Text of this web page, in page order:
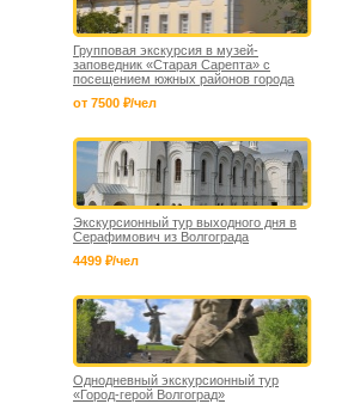
Групповая экскурсия в музей-
заповедник «Старая Сарепта» с
посещением южных районов города
от 7500 ₽/чел
Экскурсионный тур выходного дня в
Серафимович из Волгограда
4499 ₽/чел
Однодневный экскурсионный тур
«Город-герой Волгоград»